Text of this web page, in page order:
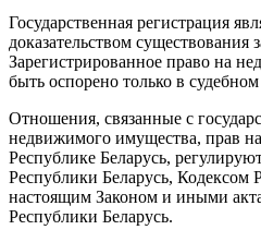
Государственная регистрация
доказательством существования
Зарегистрированное право на
быть оспорено только в
Отношения, связанные с
недвижимого имущества, прав
Республике Беларусь,
Республики Беларусь, Кодексом
настоящим Законом и иными
Республики Беларусь.